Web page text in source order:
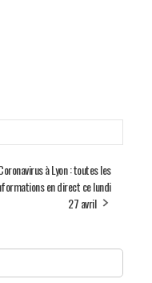
à Lyon : toutes les
en direct ce lundi
27 avril